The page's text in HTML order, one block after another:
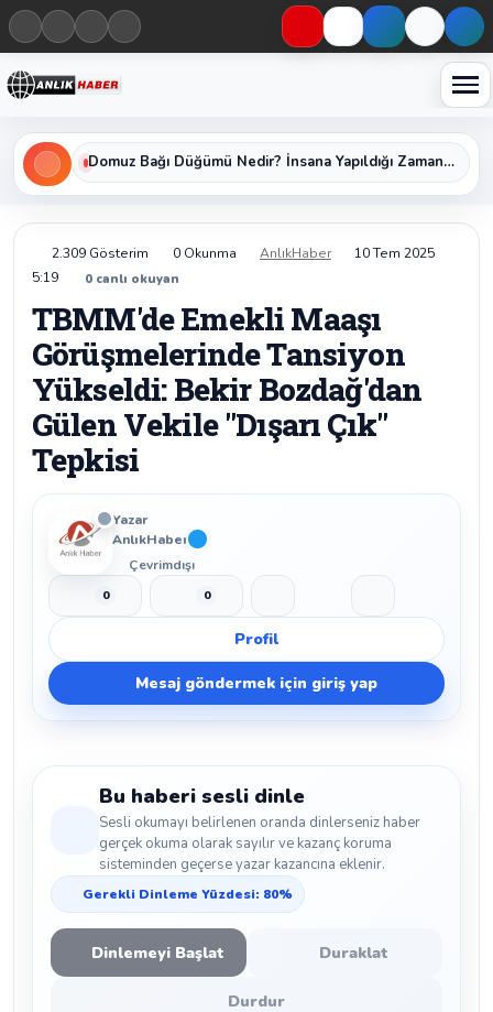
Haberleri keşfet
Domuz Bağı Düğümü Nedir? İnsana Yapıldığı Zaman Yavaş Yavaş Öldüren Ölümcül Düğümün Kan Donduran Gerçekleri
2.309 Gösterim 0 Okunma AnlıkHaber
10 Tem 2025
5:19
0canlı okuyan
TBMM'de Emekli Maaşı
Görüşmelerinde Tansiyon
Yükseldi: Bekir Bozdağ'dan
Gülen Vekile "Dışarı Çık"
Tepkisi
Yazar
AnlıkHaber
Çevrimdışı
Beğen
0 Beğenmeme
0
Profil
Mesaj göndermek için giriş yap
Bu haberi sesli dinle
Sesli okumayı belirlenen oranda dinlerseniz haber
gerçek okuma olarak sayılır ve kazanç koruma
sisteminden geçerse yazar kazancına eklenir.
Gerekli Dinleme Yüzdesi: 80%
Dinlemeyi Başlat Duraklat
Durdur